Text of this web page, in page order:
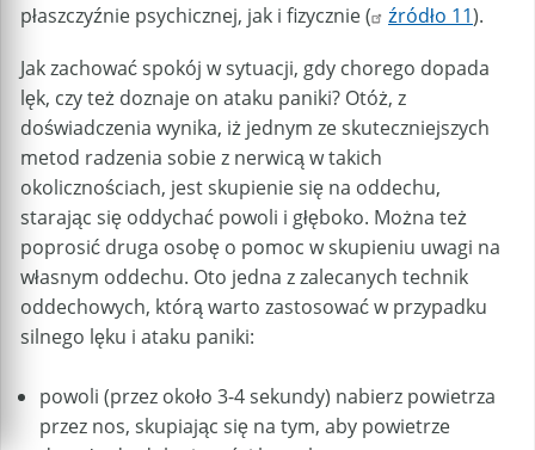
płaszczyźnie psychicznej, jak i fizycznie (
źródło 11).
Jak zachować spokój w sytuacji, gdy chorego dopada
lęk, czy też doznaje on ataku paniki? Otóż, z
doświadczenia wynika, iż jednym ze skuteczniejszych
metod radzenia sobie z nerwicą w takich
okolicznościach, jest skupienie się na oddechu,
starając się oddychać powoli i głęboko. Można też
poprosić druga osobę o pomoc w skupieniu uwagi na
własnym oddechu. Oto jedna z zalecanych technik
oddechowych, którą warto zastosować w przypadku
silnego lęku i ataku paniki:
powoli (przez około 3-4 sekundy) nabierz powietrza
przez nos, skupiając się na tym, aby powietrze